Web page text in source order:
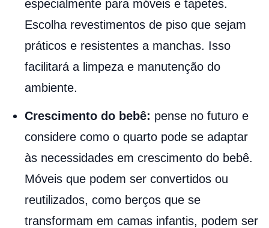
especialmente para móveis e tapetes.
Escolha revestimentos de piso que sejam
práticos e resistentes a manchas. Isso
facilitará a limpeza e manutenção do
ambiente.
Crescimento do bebê: pense no futuro e
considere como o quarto pode se adaptar
às necessidades em crescimento do bebê.
Móveis que podem ser convertidos ou
reutilizados, como berços que se
transformam em camas infantis, podem ser